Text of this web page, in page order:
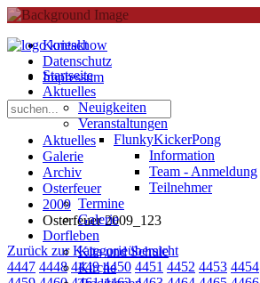
Startseite
Aktuelles
Neuigkeiten
Veranstaltungen
FlunkyKickerPong
Information
Team - Anmeldung
Teilnehmer
Termine
Galerie
Dorfleben
Kita und Schule
Kirche
Kontakt
Datenschutz
Impressum
Aktuelles
Galerie
Archiv
Osterfeuer
2009
Osterfeuer 2009_123
Zurück zur Kategorieübersicht
4447 4448 4449 4450 4451 4452 4453 4454